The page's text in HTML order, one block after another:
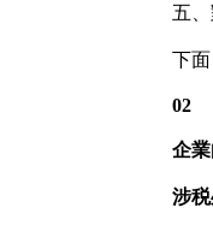
五
下
02
企
涉